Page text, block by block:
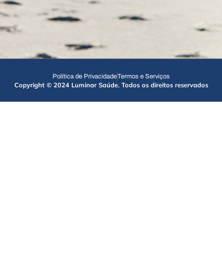
Política de PrivacidadeTermos e Serviços
Copyright © 2024 Luminar Saúde. Todos os direitos reservados